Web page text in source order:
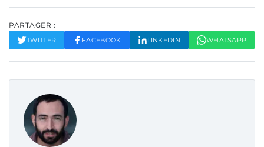
PARTAGER :
TWITTER FACEBOOK LINKEDIN WHATSAPP